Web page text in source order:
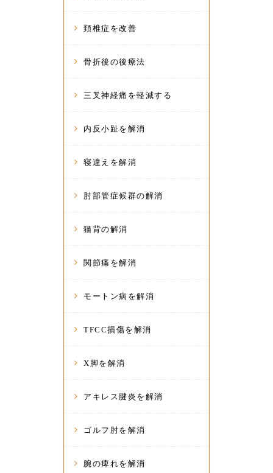
頚椎症を改善
骨折後の後療法
三叉神経痛を軽減する
内反小趾を解消
寝違えを解消
肘部管症候群の解消
猫背の解消
関節痛を解消
モートン病を解消
TFCC損傷を解消
X脚を解消
アキレス腱炎を解消
ゴルフ肘を解消
腕の痺れを解消